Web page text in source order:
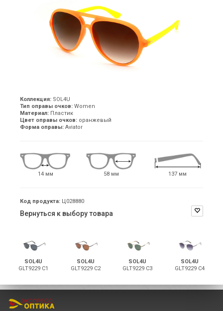
Коллекция: SOL4U
Тип оправы очков: Women
Материал: Пластик
Цвет оправы очков: оранжевый
Форма оправы: Aviator
14 мм 58 мм 137 мм
Код продукта: Ц028880
Вернуться к выбору товара
SOL4U
GLT9229 C1
SOL4U
GLT9229 C2
SOL4U
GLT9229 C3
SOL4U
GLT9229 C4